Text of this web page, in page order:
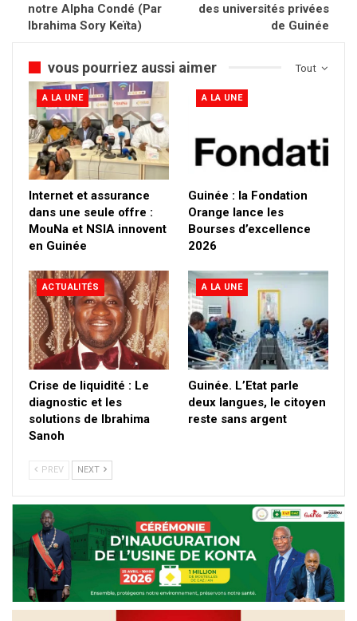
notre Alpha Condé (Par
Ibrahima Sory Keïta)
des universités privées
de Guinée
Tout
vous pourriez aussi aimer
A LA UNE
Internet et assurance
dans une seule offre :
MouNa et NSIA innovent
en Guinée
A LA UNE
Guinée : la Fondation
Orange lance les
Bourses d’excellence
2026
ACTUALITÉS
Crise de liquidité : Le
diagnostic et les
solutions de Ibrahima
Sanoh
A LA UNE
Guinée. L’Etat parle
deux langues, le citoyen
reste sans argent
PREV NEXT